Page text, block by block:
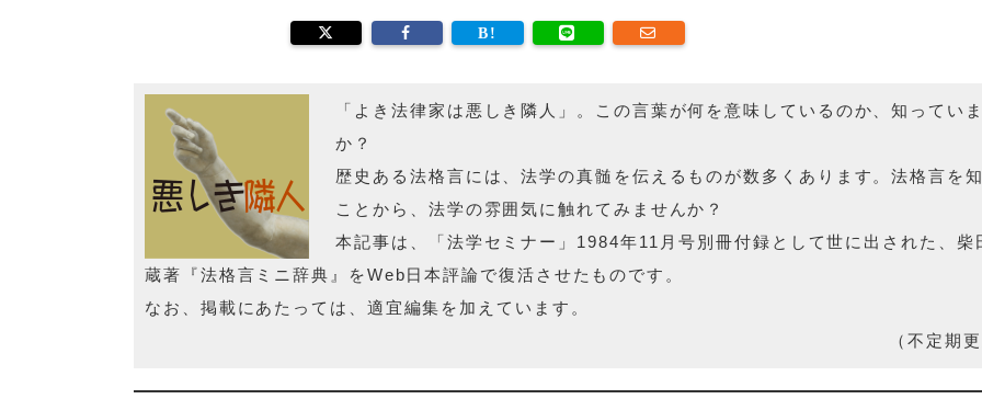
「よき法律家は悪しき隣人」。この言葉が何を意味しているのか、知ってい
か？
歴史ある法格言には、法学の真髄を伝えるものが数多くあります。法格言を
ことから、法学の雰囲気に触れてみませんか？
本記事は、「法学セミナー」1984年11月号別冊付録として世に出された、柴
蔵著『法格言ミニ辞典』をWeb日本評論で復活させたものです。
なお、掲載にあたっては、適宜編集を加えています。
（不定期更